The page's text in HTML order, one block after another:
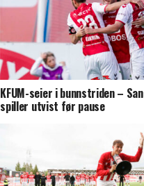
KFUM-seier i bunnstriden –
spiller utvist før pause